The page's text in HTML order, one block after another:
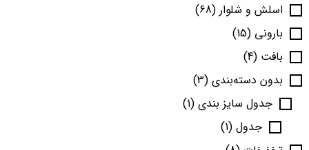
اسلش و شلوار (68)
بارونی (15)
بافت (4)
بدون دسته‌بندی (3)
جدول سایز بندی (1)
جدول (1)